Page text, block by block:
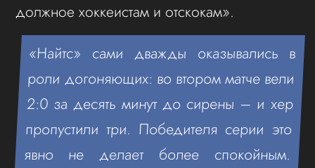
должное хоккеистам и отскокам».
«Найтс» сами дважды оказывались в
роли догоняющих: во втором матче вели
2:0 за десять минут до сирены – и хер
пропустили три. Победителя серии это
явно не делает более спокойным.